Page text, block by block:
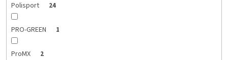
Polisport 24
PRO-GREEN 1
ProMX 2